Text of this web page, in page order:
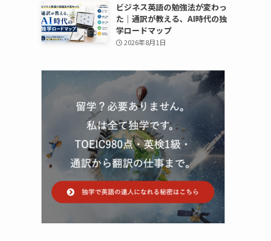
ビジネス英語の勉強法が変わっ
た｜通訳が教える、AI時代の独
学ロードマップ
2026年8月1日